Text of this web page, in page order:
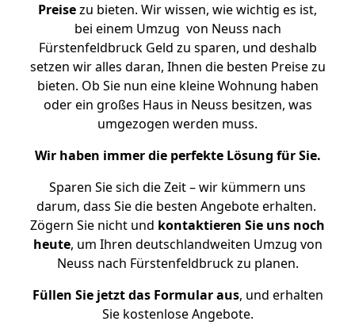
Preisezu bieten. Wir wissen, wie wichtig es ist,
bei einem Umzug von Neuss nach
Fürstenfeldbruck Geld zu sparen, und deshalb
setzen wir alles daran, Ihnen die besten Preise zu
bieten. Ob Sie nun eine kleine Wohnung haben
oder ein großes Haus in Neuss besitzen, was
umgezogen werden muss.
Wir haben immer die perfekte Lösung für Sie.
Sparen Sie sich die Zeit – wir kümmern uns
darum, dass Sie die besten Angebote erhalten.
Zögern Sie nicht und kontaktieren Sie uns noch
heute, um Ihren deutschlandweiten Umzug von
Neuss nach Fürstenfeldbruck zu planen.
Füllen Sie jetzt das Formular aus, und erhalten
Sie kostenlose Angebote.